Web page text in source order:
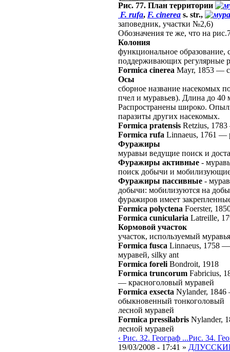
Рис. 77. План территории
F. rufa, F. cinerea s. str.,
заповедник, участки №2,6)
Обозначения те же, что на
Колония
функциональное образование,
поддерживающих регулярные
Formica cinerea Mayr, 1853 —
Осы
сборное название насекомых
пчел и муравьев). Длина до
Распространены широко.
паразиты других насекомых.
Formica pratensis Retzius, 1783
Formica rufa Linnaeus, 1761 —
Фуражиры
муравьи ведущие поиск и
Фуражиры активные -
поиск добычи и
Фуражиры пассивные -
добычи: мобилизуются на
фуражиров имеет
Formica polyctena Foerster,
Formica cunicularia Latreille,
Кормовой участок
участок, используемый
Formica fusca Linnaeus, 1758
муравей, silky ant
Formica foreli Bondroit, 1918
Formica truncorum Fabricius,
— красноголовый муравей
Formica exsecta Nylander, 1846
обыкновенный тонкоголовый
лесной муравей
Formica pressilabris Nylander,
лесной муравей
‹ Рис. 32. Географ ...Рис. 34.
19/03/2008 - 17:41 »